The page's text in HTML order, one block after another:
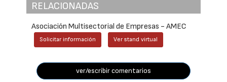
RELACIONADAS
Asociación Multisectorial de Empresas - AMEC
Solicitar información Ver stand virtual
ver/escribir comentarios